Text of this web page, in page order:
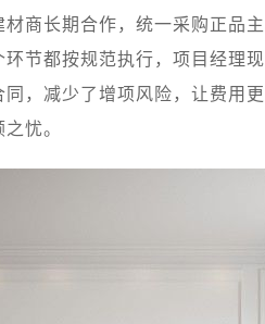
商长期合作，统一采购正品
节都按规范执行，项目经理
，减少了增项风险，让费用
忧。